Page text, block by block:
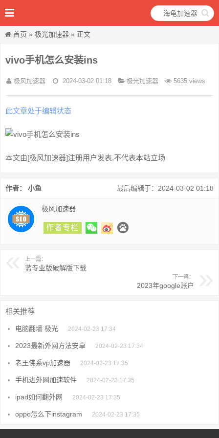
首页 » 极光加速器 » 正文
vivo手机怎么安装ins
极风加速器 2024-03-02 01:18 极光加速器 5635 views
此文章处于编辑状态
本文由[极风加速器]注册用户发表,不代表本站立场
最后编辑于：2024-03-02 01:18
作者： 小鱼
极风加速器
上一篇：
蓝专业版破解版下载
下一篇：
2023年google账户
相关推荐
电脑翻墙 极光 2024-02-23 17:34
2023最新外网方法安卓 2024-02-23 17:34
老王佛系vp加速器 2024-02-23 17:35
手机进外网加速软件 2024-02-23 17:35
ipad如何翻外网 2024-02-23 17:35
oppo怎么下instagram 2024-02-23 17:35